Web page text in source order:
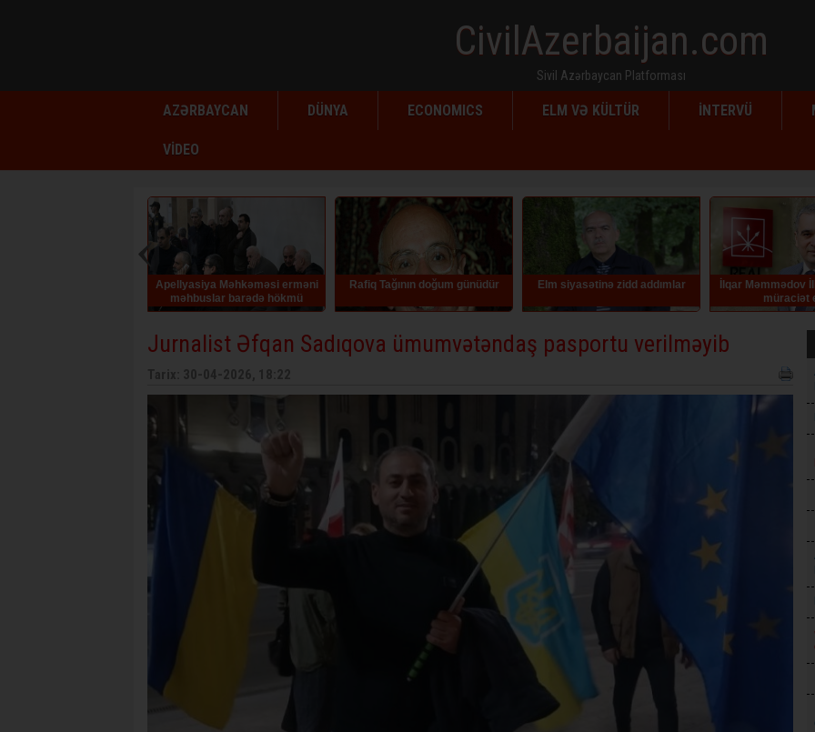
CivilAzerbaijan.com
Sivil Azərbaycan Platforması
AZƏRBAYCAN DÜNYA ECONOMICS ELM VƏ KÜLTÜR İNTERVÜ
VİDEO
Apellyasiya Məhkəməsi erməni
Rafiq Tağının doğum günüdür Elm siyasətinə zidd addımlar
İlqar Məmmədov İlham Əliyevə
Jurnalist Əfqan Sadıqova ümumvətəndaş pasportu verilməyib